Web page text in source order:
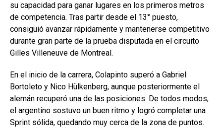
su capacidad para ganar lugares en los primeros metros
de competencia. Tras partir desde el 13° puesto,
consiguió avanzar rápidamente y mantenerse competitivo
durante gran parte de la prueba disputada en el circuito
Gilles Villeneuve de Montreal.
En el inicio de la carrera, Colapinto superó a Gabriel
Bortoleto y Nico Hülkenberg, aunque posteriormente el
alemán recuperó una de las posiciones. De todos modos,
el argentino sostuvo un buen ritmo y logró completar una
Sprint sólida, quedando muy cerca de la zona de puntos.